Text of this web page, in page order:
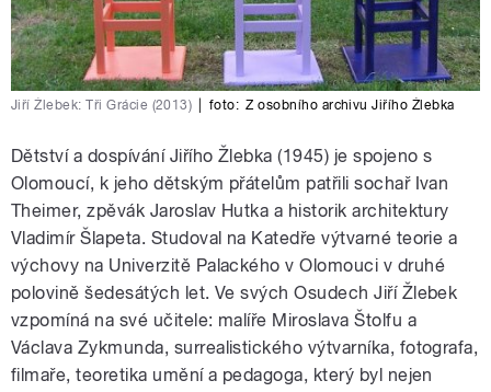
Jiří Žlebek: Tři Grácie (2013) foto: Z osobního archivu Jiřího Žlebka
Dětství a dospívání Jiřího Žlebka (1945) je spojeno s
Olomoucí, k jeho dětským přátelům patřili sochař Ivan
Theimer, zpěvák Jaroslav Hutka a historik architektury
Vladimír Šlapeta. Studoval na Katedře výtvarné teorie a
výchovy na Univerzitě Palackého v Olomouci v druhé
polovině šedesátých let. Ve svých Osudech Jiří Žlebek
vzpomíná na své učitele: malíře Miroslava Štolfu a
Václava Zykmunda, surrealistického výtvarníka, fotografa,
filmaře, teoretika umění a pedagoga, který byl nejen